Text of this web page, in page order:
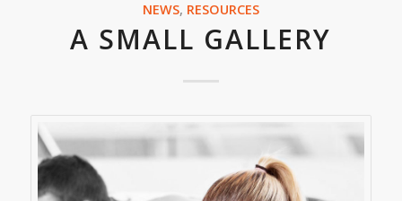
NEWS, RESOURCES
A SMALL GALLERY